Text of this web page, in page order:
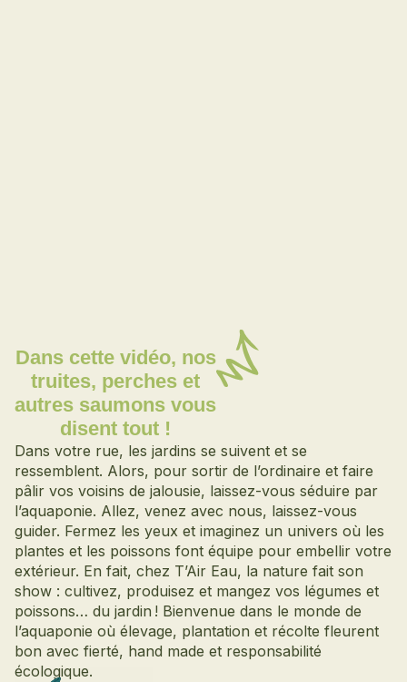
Dans votre rue, les jardins se suivent et se
ressemblent. Alors, pour sortir de l’ordinaire et faire
pâlir vos voisins de jalousie, laissez-vous séduire par
l’aquaponie. Allez, venez avec nous, laissez-vous
guider. Fermez les yeux et imaginez un univers où les
plantes et les poissons font équipe pour embellir votre
extérieur. En fait, chez T’Air Eau, la nature fait son
show : cultivez, produisez et mangez vos légumes et
poissons… du jardin ! Bienvenue dans le monde de
l’aquaponie où élevage, plantation et récolte fleurent
bon avec fierté, hand made et responsabilité
écologique.
Dans cette vidéo, nos
truites, perches et
autres saumons vous
disent tout !